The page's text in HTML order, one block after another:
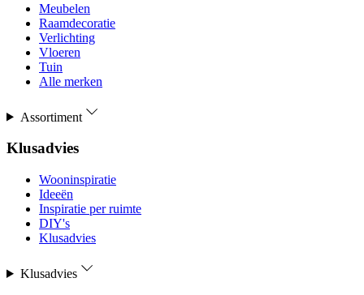
Meubelen
Raamdecoratie
Verlichting
Vloeren
Tuin
Alle merken
Assortiment
Klusadvies
Wooninspiratie
Ideeën
Inspiratie per ruimte
DIY's
Klusadvies
Klusadvies